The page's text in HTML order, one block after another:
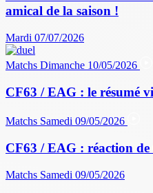
amical de la saison !
Mardi 07/07/2026
Matchs Dimanche 10/05/2026
CF63 / EAG : le résumé
Matchs Samedi 09/05/2026
CF63 / EAG : réaction
Matchs Samedi 09/05/2026